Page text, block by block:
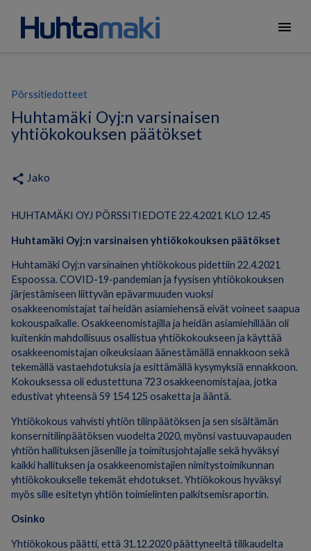
menu
Pörssitiedotteet
Huhtamäki Oyj:n varsinaisen
yhtiökokouksen päätökset
share Jako
HUHTAMÄKI OYJ PÖRSSITIEDOTE 22.4.2021 KLO 12.45
Huhtamäki Oyj:n varsinaisen yhtiökokouksen päätökset
Huhtamäki Oyj:n varsinainen yhtiökokous pidettiin 22.4.2021
Espoossa. COVID-19-pandemian ja fyysisen yhtiökokouksen
järjestämiseen liittyvän epävarmuuden vuoksi
osakkeenomistajat tai heidän asiamiehensä eivät voineet saapua
kokouspaikalle. Osakkeenomistajilla ja heidän asiamiehillään oli
kuitenkin mahdollisuus osallistua yhtiökokoukseen ja käyttää
osakkeenomistajan oikeuksiaan äänestämällä ennakkoon sekä
tekemällä vastaehdotuksia ja esittämällä kysymyksiä ennakkoon.
Kokouksessa oli edustettuna 723 osakkeenomistajaa, jotka
edustivat yhteensä 59 154 125 osaketta ja ääntä.
Yhtiökokous vahvisti yhtiön tilinpäätöksen ja sen sisältämän
konsernitilinpäätöksen vuodelta 2020, myönsi vastuuvapauden
yhtiön hallituksen jäsenille ja toimitusjohtajalle sekä hyväksyi
kaikki hallituksen ja osakkeenomistajien nimitystoimikunnan
yhtiökokoukselle tekemät ehdotukset. Yhtiökokous hyväksyi
myös sille esitetyn yhtiön toimielinten palkitsemisraportin.
Osinko
Yhtiökokous päätti, että 31.12.2020 päättyneeltä tilikaudelta